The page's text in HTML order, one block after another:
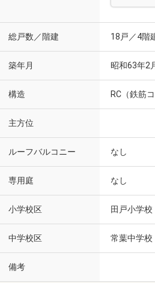
総戸数／階建 18戸／4階
築年月 昭和63年2
構造 RC（鉄筋
主方位
ルーフバルコニー なし
専用庭 なし
小学校区 田戸小学校
中学校区 常葉中学校
備考